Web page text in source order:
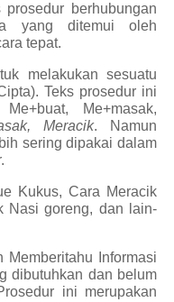
berhubungan
yang ditemui oleh
tepat.
melakukan sesuatu
Teks prosedur ini
Me+masak,
Meracik. Namun
sering dipakai dalam
Kukus, Cara Meracik
Nasi goreng, dan lain-
Memberitahu Informasi
dibutuhkan dan belum
ini merupakan